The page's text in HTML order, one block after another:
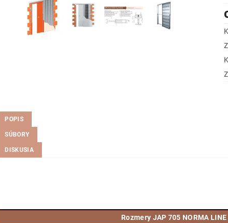
POPIS
SÚBORY
DISKUSIA
Rozmery JAP 705 NORMA LINE